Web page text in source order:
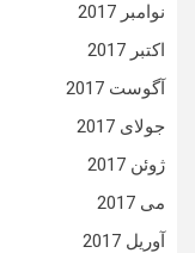
نوامبر 2017
اکتبر 2017
آگوست 2017
جولای 2017
ژوئن 2017
می 2017
آوریل 2017